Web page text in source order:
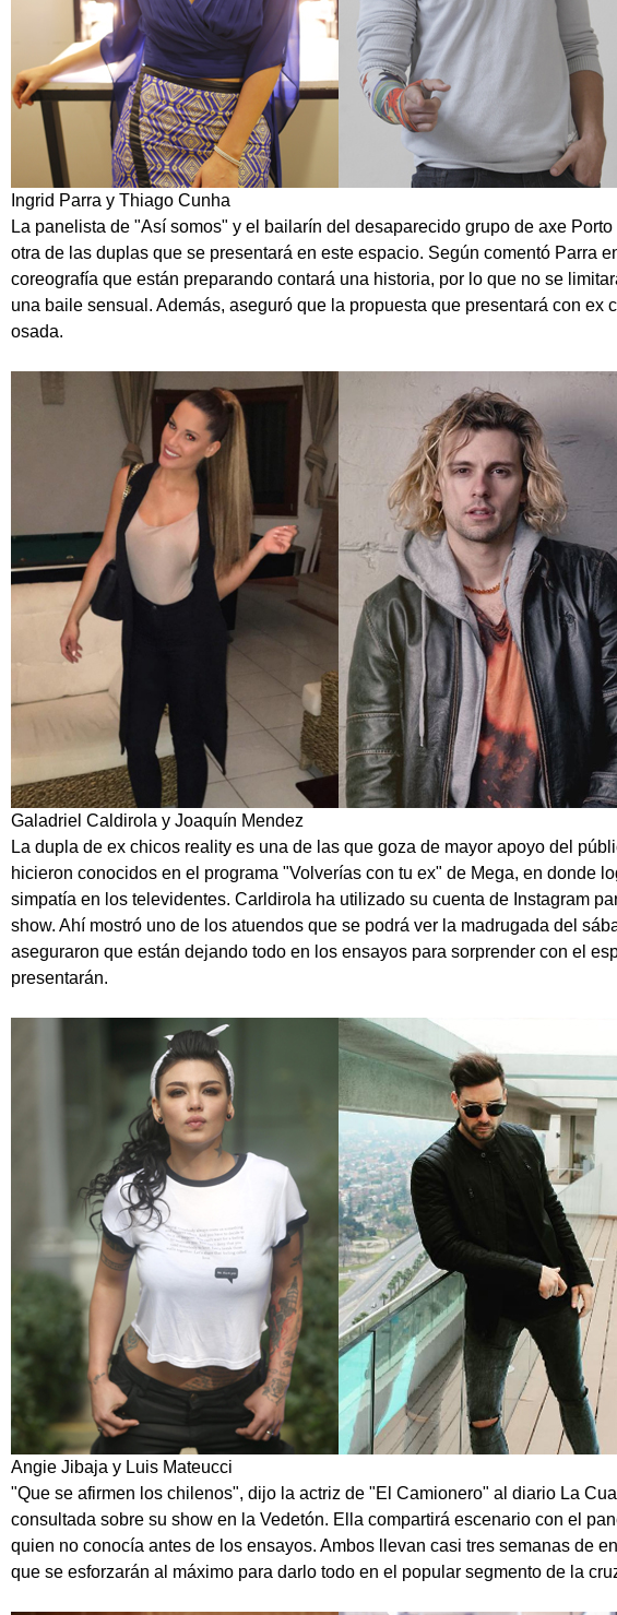
Ingrid Parra y Thiago Cunha
La panelista de "Así somos" y el bailarín del desaparecido grupo de axe
otra de las duplas que se presentará en este espacio. Según comentó Parra
coreografía que están preparando contará una historia, por lo que no se
una baile sensual. Además, aseguró que la propuesta que presentará con ex
osada.
Galadriel Caldirola y Joaquín Mendez
La dupla de ex chicos reality es una de las que goza de mayor apoyo del
hicieron conocidos en el programa "Volverías con tu ex" de Mega, en donde
simpatía en los televidentes. Carldirola ha utilizado su cuenta de Instagram
show. Ahí mostró uno de los atuendos que se podrá ver la madrugada del
aseguraron que están dejando todo en los ensayos para sorprender con el
presentarán.
Angie Jibaja y Luis Mateucci
"Que se afirmen los chilenos", dijo la actriz de "El Camionero" al diario La
consultada sobre su show en la Vedetón. Ella compartirá escenario con el
quien no conocía antes de los ensayos. Ambos llevan casi tres semanas de
que se esforzarán al máximo para darlo todo en el popular segmento de la